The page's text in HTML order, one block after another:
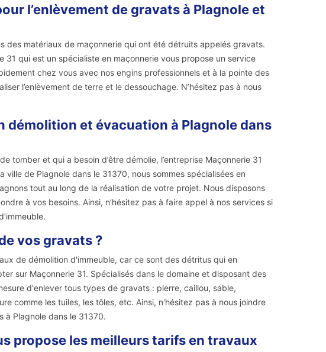
l’enlèvement de gravats à Plagnole et
des matériaux de maçonnerie qui ont été détruits appelés gravats.
31 qui est un spécialiste en maçonnerie vous propose un service
chez vous avec nos engins professionnels et à la pointe des
l’enlèvement de terre et le dessouchage. N’hésitez pas à nous
démolition et évacuation à Plagnole dans
tomber et qui a besoin d’être démolie, l’entreprise Maçonnerie 31
de Plagnole dans le 31370, nous sommes spécialisées en
tout au long de la réalisation de votre projet. Nous disposons
à vos besoins. Ainsi, n’hésitez pas à faire appel à nos services si
vos gravats ?
de démolition d'immeuble, car ce sont des détritus qui en
sur Maçonnerie 31. Spécialisés dans le domaine et disposant des
d'enlever tous types de gravats : pierre, caillou, sable,
comme les tuiles, les tôles, etc. Ainsi, n'hésitez pas à nous joindre
à Plagnole dans le 31370.
propose les meilleurs tarifs en travaux